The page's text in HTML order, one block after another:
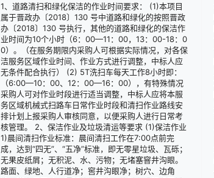
1、道路清扫和绿化保洁的作业时间要求： (1)本项目
属于晋政办〔2018〕130 号中道路和绿化的按照晋政
办〔2018〕130 号执行，其他的道路和绿化的保洁作
业时间为10个小时（6：00—11：00，13：00-18：0
0）。（在服务期限内采购人可根据实际情况，对各保
洁服务区域作业时间、作业方式进行调整，中标人应
无条件配合执行） (2) 5T洗扫车每天工作8小时即：
（6:00—10：00、12：00—16：00），有特殊情况
采购人可对作业时段进行适当调整，中标人应将本服
务区域机械式扫路车日常作业时段和清扫作业路线安
排计划上报采购人审核同意，以便采购人进行日常考
核管理。 2、保洁作业及垃圾清运等要求 (1)保洁作业
1)晨间清扫作业标准：晨间清扫工作在7:00点前完
成，达到“四无”、“五净”标准，即无零星垃圾、瓦砾；
无果皮纸屑；无积泥、水、污物；无堵塞窨井沟眼。
路面、绿地、人行道净；窖井沟眼净；树穴、边角